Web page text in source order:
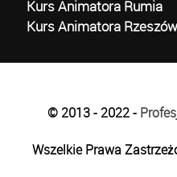
Kurs Animatora Rumia
Kurs Animatora Rzeszów
© 2013 - 2022 -
Wszelkie Prawa